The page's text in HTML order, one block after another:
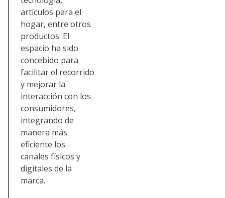
artículos para el
hogar, entre otros
productos. El
espacio ha sido
concebido para
facilitar el recorrido
y mejorar la
interacción con los
consumidores,
integrando de
manera más
eficiente los
canales físicos y
digitales de la
marca.